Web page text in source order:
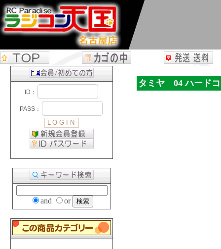
and or
タミヤ 04 ハード